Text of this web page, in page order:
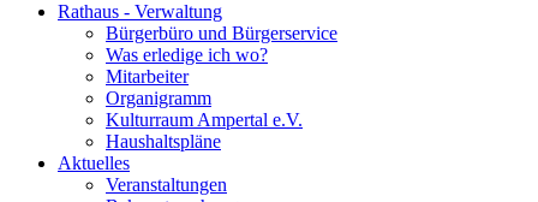
Rathaus - Verwaltung
Bürgerbüro und Bürgerservice
Was erledige ich wo?
Mitarbeiter
Organigramm
Kulturraum Ampertal e.V.
Haushaltspläne
Aktuelles
Veranstaltungen